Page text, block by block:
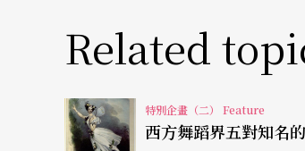
覺沈重些。
林向秀與林文中
雖然是前後輩的
荷西．李蒙影響；後者創作深受
Related
特別企畫（二） Feature
西方舞蹈界五對知名